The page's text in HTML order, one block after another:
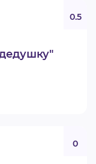
0.5
0